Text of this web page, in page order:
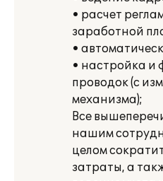
• расчет
заработной
•
• настройка
проводок (с
механизма);
Все
нашим
целом
затраты, а